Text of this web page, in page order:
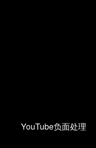
YouTube负面处理